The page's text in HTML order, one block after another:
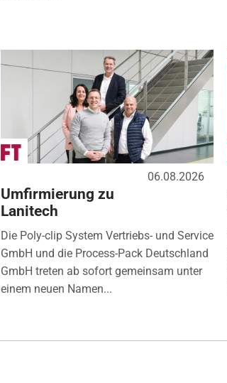
06.08.2026
Umfirmierung zu
Lanitech
Die Poly-clip System Vertriebs- und Service
GmbH und die Process-Pack Deutschland
GmbH treten ab sofort gemeinsam unter
einem neuen Namen...